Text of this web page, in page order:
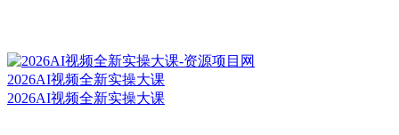
2026AI视频全新实操大课
2026AI视频全新实操大课